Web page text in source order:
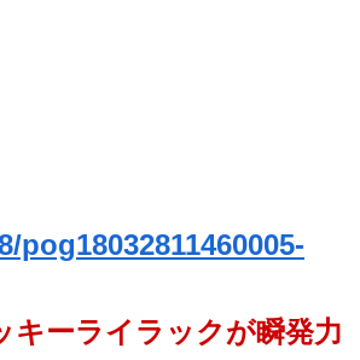
キーライラックが瞬発力